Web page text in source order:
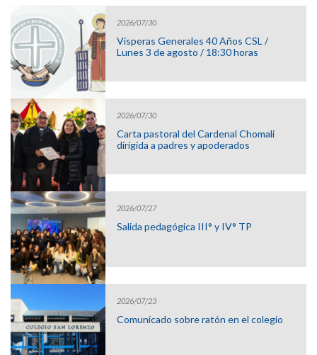
2026/07/30
Vísperas Generales 40 Años CSL /
Lunes 3 de agosto / 18:30 horas
2026/07/30
Carta pastoral del Cardenal Chomali
dirigida a padres y apoderados
2026/07/27
Salida pedagógica III° y IV° TP
2026/07/23
Comunicado sobre ratón en el colegio